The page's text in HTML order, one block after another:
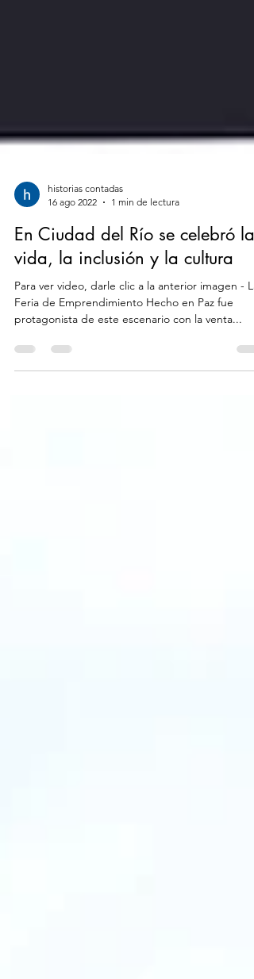
16 ago 2022
1 min de lectura
En Ciudad del Río se celebró la
vida, la inclusión y la cultura
Para ver video, darle clic a la anterior imagen - La
protagonista de este escenario con la venta...